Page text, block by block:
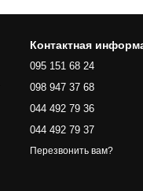
Контактная
095 151 68 24
098 947 37 68
044 492 79 36
044 492 79 37
Перезвонить вам?